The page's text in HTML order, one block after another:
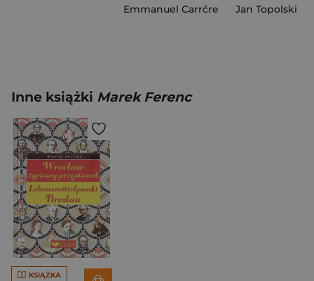
Emmanuel Carrčre
Jan Topolski
Inne książki Marek Ferenc
KSIĄŻKA